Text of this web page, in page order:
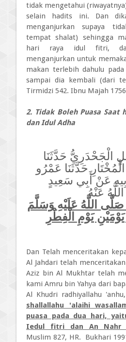
tidak mengetahui
selain hadits ini. Dan
menganjurkan supaya
tempat shalat) sehingga
hari raya idul fitri,
menganjurkan untuk
makan terlebih dahulu
sampai dia kembali (dari
Tirmidzi 542. Ibnu Majah
2. Tidak Boleh Puasa Saat
dan Idul Adha
الْجَحْدَرِيُّ حَدَّثَنَا
حَدَّثَنَا عَمْرُو
عَنْ أَبِي سَعِيدٍ
عَنْهُ
صَلَّى اللَّهُ عَلَيْهِ وَسَلَّمَ
يَوْمِ الْفِطْرِ
Dan Telah menceritakan
Al Jahdari telah
Aziz bin Al Mukhtar telah
kami Amru bin Yahya dari
Al Khudri radhiyallahu
shallallahu 'alaihi
puasa pada dua hari,
Iedul fitri dan An Nahr
Muslim 827, HR. Bukhari